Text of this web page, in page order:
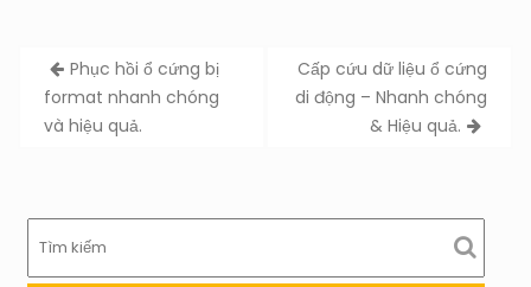
Post
navigation
Phục hồi ổ cứng bị
format nhanh chóng
và hiệu quả.
Cấp cứu dữ liệu ổ cứng
di động – Nhanh chóng
& Hiệu quả.